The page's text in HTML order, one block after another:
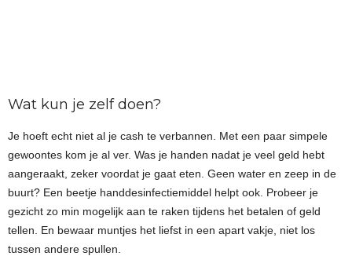
Wat kun je zelf doen?
Je hoeft echt niet al je cash te verbannen. Met een paar simpele
gewoontes kom je al ver. Was je handen nadat je veel geld hebt
aangeraakt, zeker voordat je gaat eten. Geen water en zeep in de
buurt? Een beetje handdesinfectiemiddel helpt ook. Probeer je
gezicht zo min mogelijk aan te raken tijdens het betalen of geld
tellen. En bewaar muntjes het liefst in een apart vakje, niet los
tussen andere spullen.